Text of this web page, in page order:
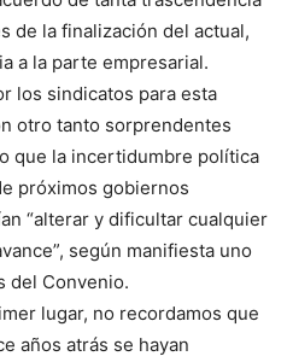
de la finalización del actual,
a la parte empresarial.
los sindicatos para esta
otro tanto sorprendentes
que la incertidumbre política
próximos gobiernos
“alterar y dificultar cualquier
según manifiesta uno
del Convenio.
lugar, no recordamos que
años atrás se hayan